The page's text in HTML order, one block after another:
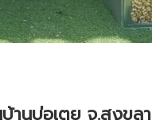
านบ่อเตย จ.สงขลา